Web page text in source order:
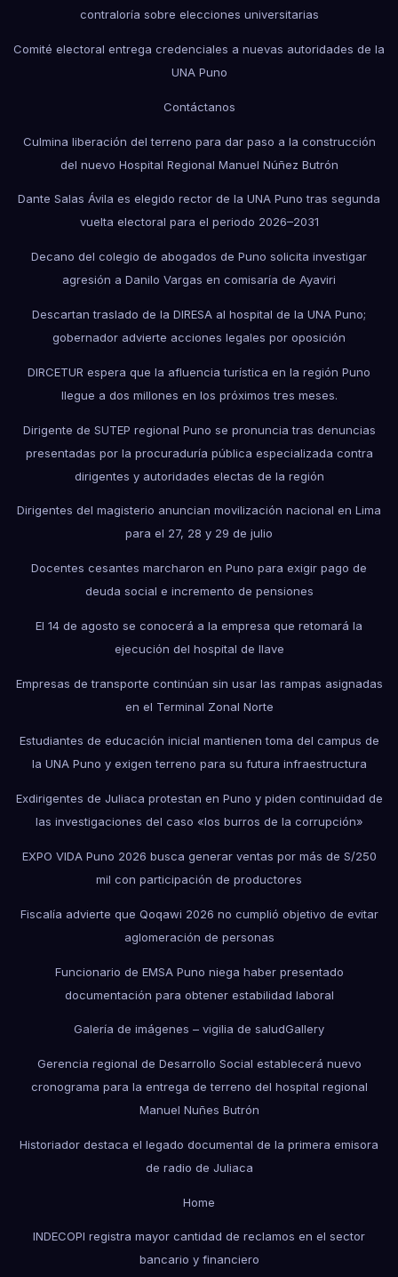
contraloría sobre elecciones universitarias
Comité electoral entrega credenciales a nuevas autoridades de la
UNA Puno
Contáctanos
Culmina liberación del terreno para dar paso a la construcción
del nuevo Hospital Regional Manuel Núñez Butrón
Dante Salas Ávila es elegido rector de la UNA Puno tras segunda
vuelta electoral para el periodo 2026–2031
Decano del colegio de abogados de Puno solicita investigar
agresión a Danilo Vargas en comisaría de Ayaviri
Descartan traslado de la DIRESA al hospital de la UNA Puno;
gobernador advierte acciones legales por oposición
DIRCETUR espera que la afluencia turística en la región Puno
llegue a dos millones en los próximos tres meses.
Dirigente de SUTEP regional Puno se pronuncia tras denuncias
presentadas por la procuraduría pública especializada contra
dirigentes y autoridades electas de la región
Dirigentes del magisterio anuncian movilización nacional en Lima
para el 27, 28 y 29 de julio
Docentes cesantes marcharon en Puno para exigir pago de
deuda social e incremento de pensiones
El 14 de agosto se conocerá a la empresa que retomará la
ejecución del hospital de Ilave
Empresas de transporte continúan sin usar las rampas asignadas
en el Terminal Zonal Norte
Estudiantes de educación inicial mantienen toma del campus de
la UNA Puno y exigen terreno para su futura infraestructura
Exdirigentes de Juliaca protestan en Puno y piden continuidad de
las investigaciones del caso «los burros de la corrupción»
EXPO VIDA Puno 2026 busca generar ventas por más de S/250
mil con participación de productores
Fiscalía advierte que Qoqawi 2026 no cumplió objetivo de evitar
aglomeración de personas
Funcionario de EMSA Puno niega haber presentado
documentación para obtener estabilidad laboral
Galería de imágenes – vigilia de saludGallery
Gerencia regional de Desarrollo Social establecerá nuevo
cronograma para la entrega de terreno del hospital regional
Manuel Nuñes Butrón
Historiador destaca el legado documental de la primera emisora
de radio de Juliaca
Home
INDECOPI registra mayor cantidad de reclamos en el sector
bancario y financiero